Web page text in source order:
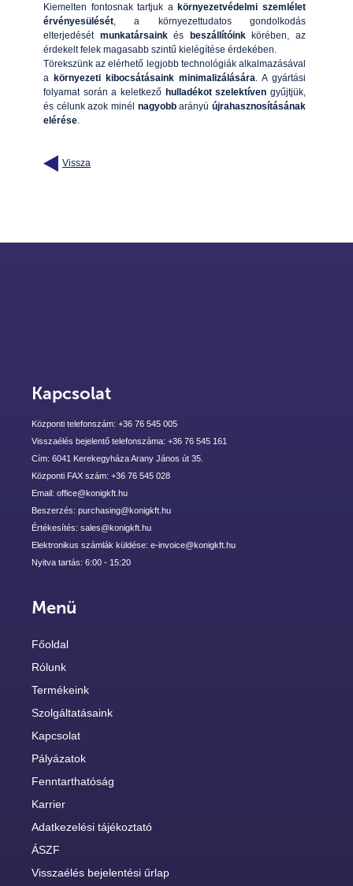
Kiemelten fontosnak tartjuk akörnyezetvédelmi szemlélet
érvényesülését , a környezettudatos gondolkodás
elterjedését munkatársainkés beszállítóinkkörében, az
érdekelt felek magasabb szintű kielégítése érdekében.
Törekszünk az elérhető legjobb technológiák alkalmazásával
a környezeti kibocsátásaink minimalizálására . A gyártási
folyamat során a keletkező hulladékot szelektíven gyűjtjük,
és célunk azok minél nagyobbarányúújrahasznosításának
elérése
Vissza
Kapcsolat
Központi telefonszám: +36 76 545 005
Visszaélés bejelentő telefonszáma: +36 76 545 161
Cím: 6041 Kerekegyháza Arany János út 35.
Központi FAX szám: +36 76 545 028
Email: office@konigkft.hu
Beszerzés: purchasing@konigkft.hu
Értékesítés: sales@konigkft.hu
Elektronikus számlák küldése: e-invoice@konigkft.hu
Nyitva tartás: 6:00 - 15:20
Menü
Főoldal
Rólunk
Termékeink
Szolgáltatásaink
Kapcsolat
Pályázatok
Fenntarthatóság
Karrier
Adatkezelési tájékoztató
ÁSZF
Visszaélés bejelentési űrlap